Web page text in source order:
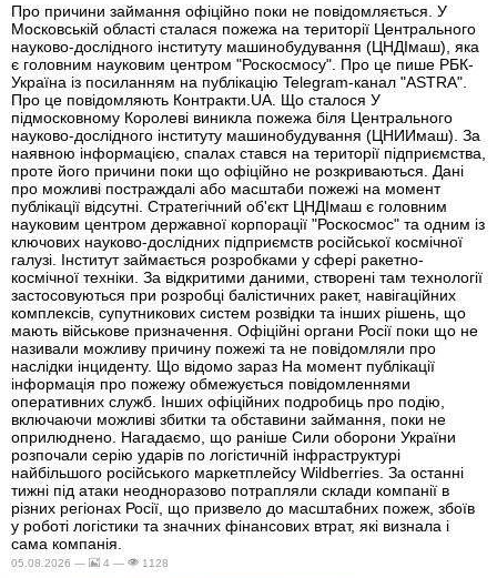
Про причини займання офіційно поки не повідомляється. У
Московській області сталася пожежа на території Центрального
науково-дослідного інституту машинобудування (ЦНДІмаш), яка
є головним науковим центром "Роскосмосу". Про це пише РБК-
Україна із посиланням на публікацію Telegram-канал "ASTRA".
Про це повідомляють Контракти.UA. Що сталося У
підмосковному Королеві виникла пожежа біля Центрального
науково-дослідного інституту машинобудування (ЦНИИмаш). За
наявною інформацією, спалах стався на території підприємства,
проте його причини поки що офіційно не розкриваються. Дані
про можливі постраждалі або масштаби пожежі на момент
публікації відсутні. Стратегічний об'єкт ЦНДІмаш є головним
науковим центром державної корпорації "Роскосмос" та одним із
ключових науково-дослідних підприємств російської космічної
галузі. Інститут займається розробками у сфері ракетно-
космічної техніки. За відкритими даними, створені там технології
застосовуються при розробці балістичних ракет, навігаційних
комплексів, супутникових систем розвідки та інших рішень, що
мають військове призначення. Офіційні органи Росії поки що не
називали можливу причину пожежі та не повідомляли про
наслідки інциденту. Що відомо зараз На момент публікації
інформація про пожежу обмежується повідомленнями
оперативних служб. Інших офіційних подробиць про подію,
включаючи можливі збитки та обставини займання, поки не
оприлюднено. Нагадаємо, що раніше Сили оборони України
розпочали серію ударів по логістичній інфраструктурі
найбільшого російського маркетплейсу Wildberries. За останні
тижні під атаки неодноразово потрапляли склади компанії в
різних регіонах Росії, що призвело до масштабних пожеж, збоїв
у роботі логістики та значних фінансових втрат, які визнала і
сама компанія.
05.08.2026 — 4 — 1128